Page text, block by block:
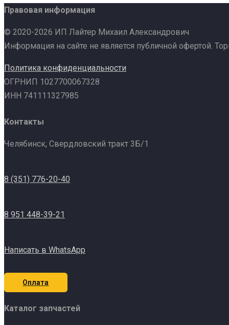
Правовая информация
© 2020-2026 ИП Лайтер Михаил Александрович
Информация на сайте не является публичной офертой.
Политика конфиденциальности
ОГРНИП 1027700067328
ИНН 741111327985
Контакты
Челябинск, Свердловский тракт 3Б/1
8 (351) 776-20-40
8 951 448-39-21
Написать в WhatsApp
Оплата
Каталог запчастей